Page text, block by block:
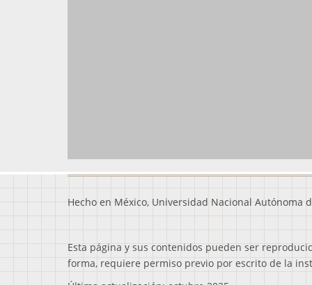
Hecho en México, Universidad Nacional Autónoma
Esta página y sus contenidos pueden ser
forma, requiere permiso previo por escrito de la